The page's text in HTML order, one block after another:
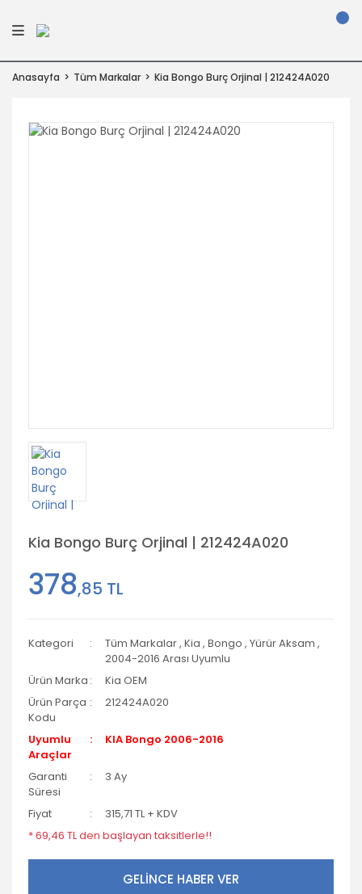
Anasayfa Tüm Markalar Kia Bongo Burç Orjinal | 212424A020
Kia Bongo Burç Orjinal | 212424A020
378,85 TL
Kategori Tüm Markalar, Kia , Bongo , Yürür Aksam ,
2004-2016 Arası Uyumlu
Ürün Marka
Kia OEM
Ürün Parça
Kodu
212424A020
Uyumlu
Araçlar
KIA Bongo 2006-2016
Garanti
Süresi
3 Ay
Fiyat
315,71 TL + KDV
* 69,46 TL den başlayan taksitlerle!!
GELİNCE HABER VER